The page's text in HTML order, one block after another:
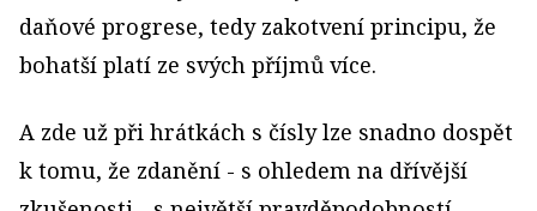
daňové progrese, tedy zakotvení principu, že
bohatší platí ze svých příjmů více.
A zde už při hrátkách s čísly lze snadno dospět
k tomu, že zdanění - s ohledem na dřívější